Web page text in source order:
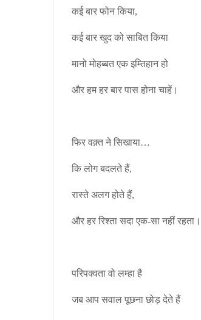
कई बार फोन किया,
कई बार खुद को साबित किया
मानो मोहब्बत एक इम्तिहान हो
और हम हर बार पास होना चाहें।
फिर वक़्त ने सिखाया…
कि लोग बदलते हैं,
रास्ते अलग होते हैं,
और हर रिश्ता सदा एक-सा नहीं रहता।
परिपक्वता वो लम्हा है
जब आप सवाल पूछना छोड़ देते हैं